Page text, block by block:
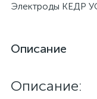
Электроды КЕДР
Описание
Описание: